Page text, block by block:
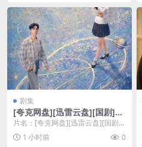
剧集
[夸克网盘][迅雷云盘][国剧]
《天才，女友》（2026）剧
情 / 爱情
片名：[夸克网盘][迅雷云盘][国剧]
《天才，女友》（2026）剧情 / 爱
情 ...1 小时前 0